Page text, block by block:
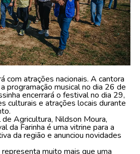
com atrações nacionais. A cantora
programação musical no dia 26 de
encerrará o festival no dia 29,
culturais e atrações locais durante
Agricultura, Nildson Moura,
da Farinha é uma vitrine para a
da região e anunciou novidades
muito mais que uma